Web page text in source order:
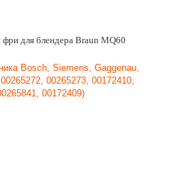
фри для блендера Braun MQ60